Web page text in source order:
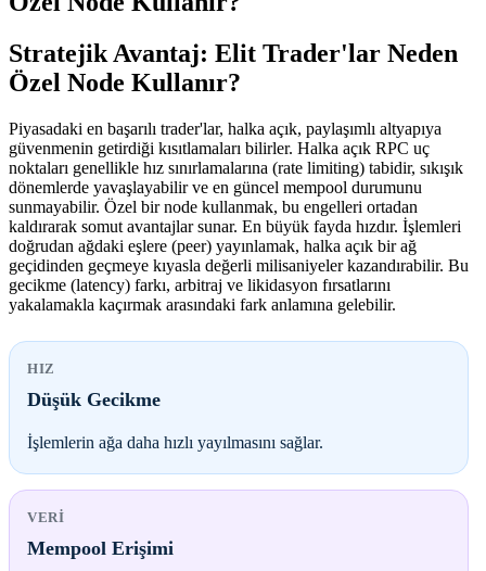
Stratejik Avantaj: Elit Trader'lar Neden
Özel Node Kullanır?
Piyasadaki en başarılı trader'lar, halka açık, paylaşımlı altyapıya
güvenmenin getirdiği kısıtlamaları bilirler. Halka açık RPC uç
noktaları genellikle hız sınırlamalarına (rate limiting) tabidir, sıkışık
dönemlerde yavaşlayabilir ve en güncel mempool durumunu
sunmayabilir. Özel bir node kullanmak, bu engelleri ortadan
kaldırarak somut avantajlar sunar. En büyük fayda hızdır. İşlemleri
doğrudan ağdaki eşlere (peer) yayınlamak, halka açık bir ağ
geçidinden geçmeye kıyasla değerli milisaniyeler kazandırabilir. Bu
gecikme (latency) farkı, arbitraj ve likidasyon fırsatlarını
yakalamakla kaçırmak arasındaki fark anlamına gelebilir.
HIZ
Düşük Gecikme
İşlemlerin ağa daha hızlı yayılmasını sağlar.
VERI
Mempool Erişimi